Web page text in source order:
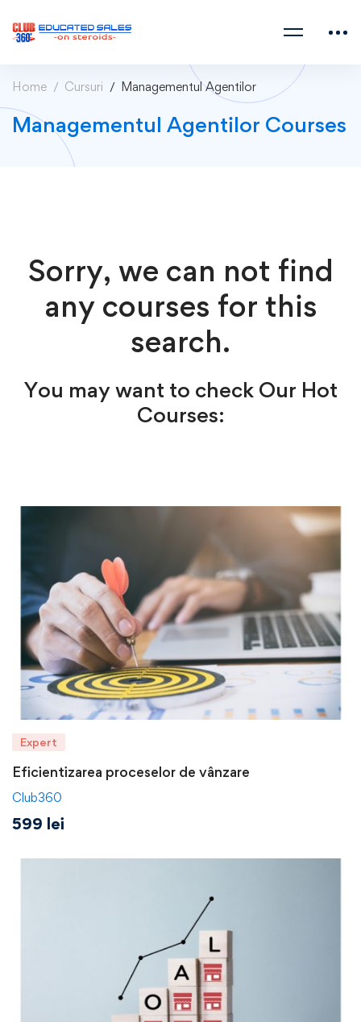
Home Cursuri Managementul Agentilor
Managementul Agentilor Courses
Sorry, we can not find
any courses for this
search.
You may want to check Our Hot
Courses:
Expert
Eficientizarea proceselor de vânzare
Club360
599 lei